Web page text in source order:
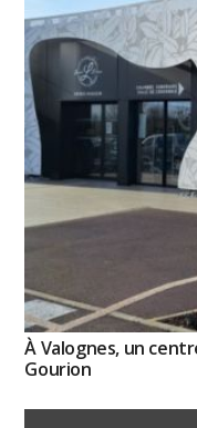
À Valognes, un
Gourion